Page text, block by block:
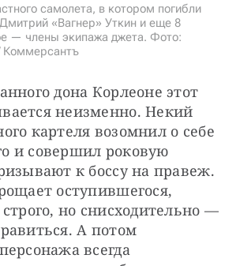
самолета, в котором погибли
«Вагнер» Уткин и еще 8
— члены экипажа джета. Фото:
Коммерсантъ
дона Корлеоне этот
неизменно. Некий
картеля возомнил о себе
и совершил роковую
к боссу на правеж.
оступившегося,
но снисходительно —
А потом
всегда